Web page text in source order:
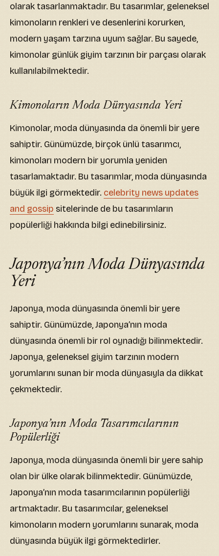
olarak tasarlanmaktadır. Bu tasarımlar, geleneksel
kimonoların renkleri ve desenlerini korurken,
modern yaşam tarzına uyum sağlar. Bu sayede,
kimonolar günlük giyim tarzının bir parçası olarak
kullanılabilmektedir.
Kimonoların Moda Dünyasında Yeri
Kimonolar, moda dünyasında da önemli bir yere
sahiptir. Günümüzde, birçok ünlü tasarımcı,
kimonoları modern bir yorumla yeniden
tasarlamaktadır. Bu tasarımlar, moda dünyasında
büyük ilgi görmektedir. celebrity news updates
and gossip sitelerinde de bu tasarımların
popülerliği hakkında bilgi edinebilirsiniz.
Japonya’nın Moda Dünyasında
Yeri
Japonya, moda dünyasında önemli bir yere
sahiptir. Günümüzde, Japonya’nın moda
dünyasında önemli bir rol oynadığı bilinmektedir.
Japonya, geleneksel giyim tarzının modern
yorumlarını sunan bir moda dünyasıyla da dikkat
çekmektedir.
Japonya’nın Moda Tasarımcılarının
Popülerliği
Japonya, moda dünyasında önemli bir yere sahip
olan bir ülke olarak bilinmektedir. Günümüzde,
Japonya’nın moda tasarımcılarının popülerliği
artmaktadır. Bu tasarımcılar, geleneksel
kimonoların modern yorumlarını sunarak, moda
dünyasında büyük ilgi görmektedirler.